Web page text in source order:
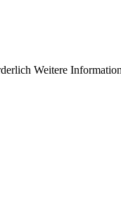
Weitere